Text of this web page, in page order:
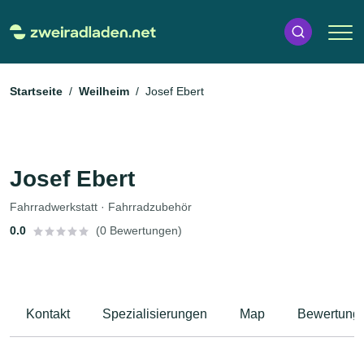
Startseite Weilheim Josef Ebert
Josef Ebert
Fahrradwerkstatt · Fahrradzubehör
0.0
(0 Bewertungen)
Kontakt Spezialisierungen Map